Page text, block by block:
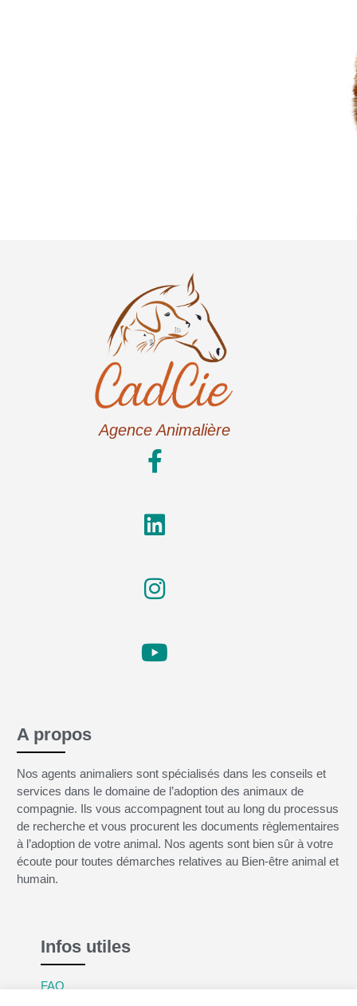
Agence Animalière
A propos
Nos agents animaliers sont spécialisés dans les conseils et
services dans le domaine de l’adoption des animaux de
compagnie. Ils vous accompagnent tout au long du processus
de recherche et vous procurent les documents règlementaires
à l’adoption de votre animal. Nos agents sont bien sûr à votre
écoute pour toutes démarches relatives au Bien-être animal et
humain.
Infos utiles
FAQ